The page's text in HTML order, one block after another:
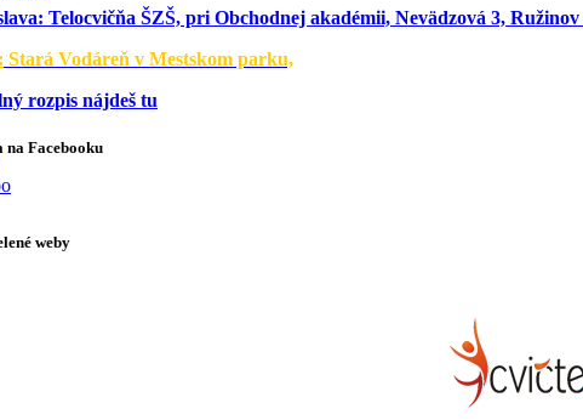
Telocvičňa ŠZŠ, pri Obchodnej akadémii, Nevädzová 3, Ružinov
Stará Vodáreň v Mestskom parku,
rozpis nájdeš tu
na Facebooku
weby